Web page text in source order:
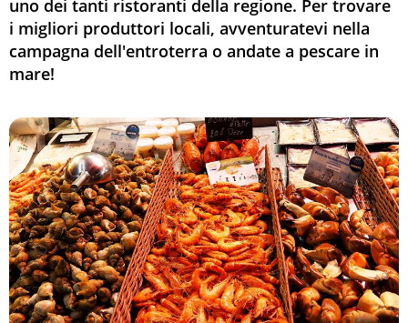
uno dei tanti ristoranti della regione. Per trovare
i migliori produttori locali, avventuratevi nella
campagna dell'entroterra o andate a pescare in
mare!